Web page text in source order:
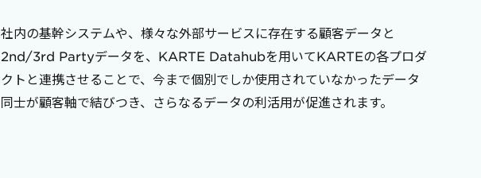
社内の基幹システムや、様々な外部サービスに存在する顧客データと
2nd/3rd Partyデータを、KARTE Datahubを用いてKARTEの各プロダ
クトと連携させることで、今まで個別でしか使用されていなかったデータ
同士が顧客軸で結びつき、さらなるデータの利活用が促進されます。